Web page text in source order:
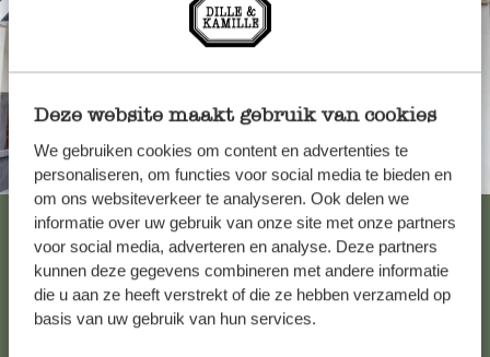
Deze website maakt gebruik van cookies
We gebruiken cookies om content en advertenties te
personaliseren, om functies voor social media te bieden en
om ons websiteverkeer te analyseren. Ook delen we
informatie over uw gebruik van onze site met onze partners
voor social media, adverteren en analyse. Deze partners
kunnen deze gegevens combineren met andere informatie
die u aan ze heeft verstrekt of die ze hebben verzameld op
basis van uw gebruik van hun services.
Altijd in de buurt
Bekijk alle 62 winkels
Klantenservice